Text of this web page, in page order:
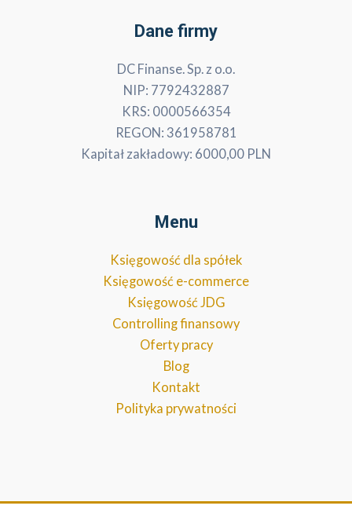
Dane firmy
DC Finanse. Sp. z o.o.
NIP: 7792432887
KRS: 0000566354
REGON: 361958781
Kapitał zakładowy: 6000,00 PLN
Menu
Księgowość dla spółek
Księgowość e-commerce
Księgowość JDG
Controlling finansowy
Oferty pracy
Blog
Kontakt
Polityka prywatności